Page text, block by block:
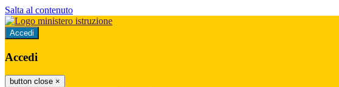
Salta al contenuto
Accedi
Accedi
button close ×